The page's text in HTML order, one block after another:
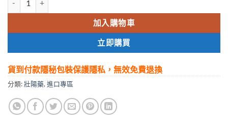
$800.00.$550.00.
加入購物車
立即購買
貨到付款隱秘包裝保護隱私，無效免費退換
分類:壯陽藥,進口專區